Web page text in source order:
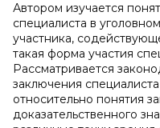
Автором изучается
специалиста в
участника,
такая форма участия
Рассматривается
заключения
относительно понятия
доказательственного